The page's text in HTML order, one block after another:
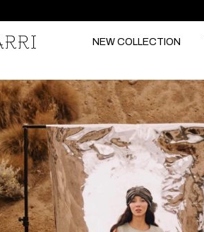
NEW COLLECTION